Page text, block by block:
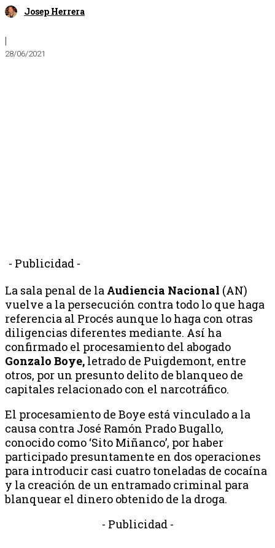
Josep Herrera
|
28/06/2021
- Publicidad -
La sala penal de la Audiencia Nacional (AN)
vuelve a la persecución contra todo lo que haga
referencia al Procés aunque lo haga con otras
diligencias diferentes mediante. Así ha
confirmado el procesamiento del abogado
Gonzalo Boye, letrado de Puigdemont, entre
otros, por un presunto delito de blanqueo de
capitales relacionado con el narcotráfico.
El procesamiento de Boye está vinculado a la
causa contra José Ramón Prado Bugallo,
conocido como ‘Sito Miñanco’, por haber
participado presuntamente en dos operaciones
para introducir casi cuatro toneladas de cocaína
y la creación de un entramado criminal para
blanquear el dinero obtenido de la droga.
- Publicidad -